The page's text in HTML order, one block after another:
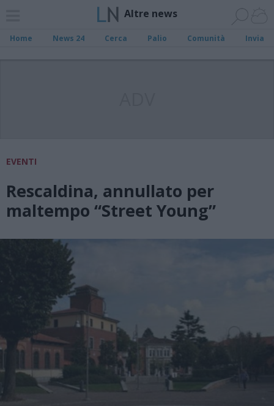
Altre news
Home News 24 Cerca Palio Comunità Invia
EVENTI
Rescaldina, annullato per
maltempo “Street Young”